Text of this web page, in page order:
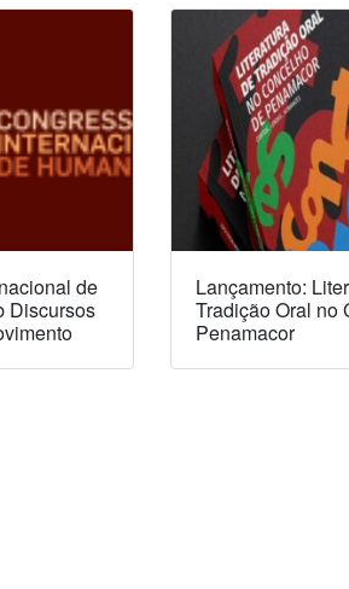
de
Discursos
Lançamento:
Tradição Oral no
Penamacor